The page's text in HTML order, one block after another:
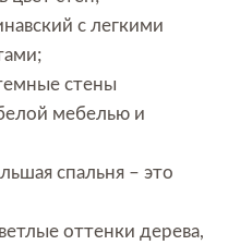
с легкими
стены
мебелью и
спальня – это
оттенки дерева,